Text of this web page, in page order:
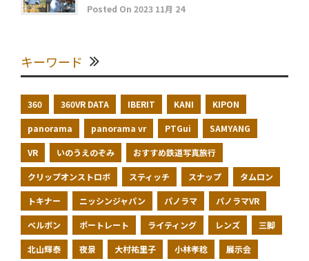
Posted On 2023 11月 24
キーワード
360 360VR DATA IBERIT KANI KIPON
panorama panorama vr PTGui SAMYANG
VR いのうえのぞみ おすすめ鉄道写真旅行
クリップオンストロボ スティッチ スナップ タムロン
トキナー ニッシンジャパン パノラマ パノラマVR
ベルボン ポートレート ライティング レンズ 三脚
北山輝泰 夜景 大村祐里子 小林孝稔 展示会